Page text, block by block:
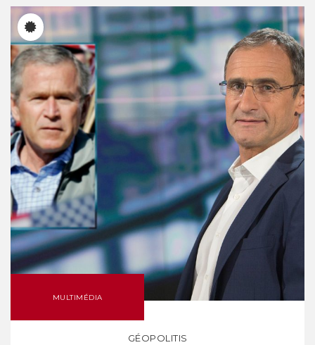
MULTIMÉDIA
GÉOPOLITIS